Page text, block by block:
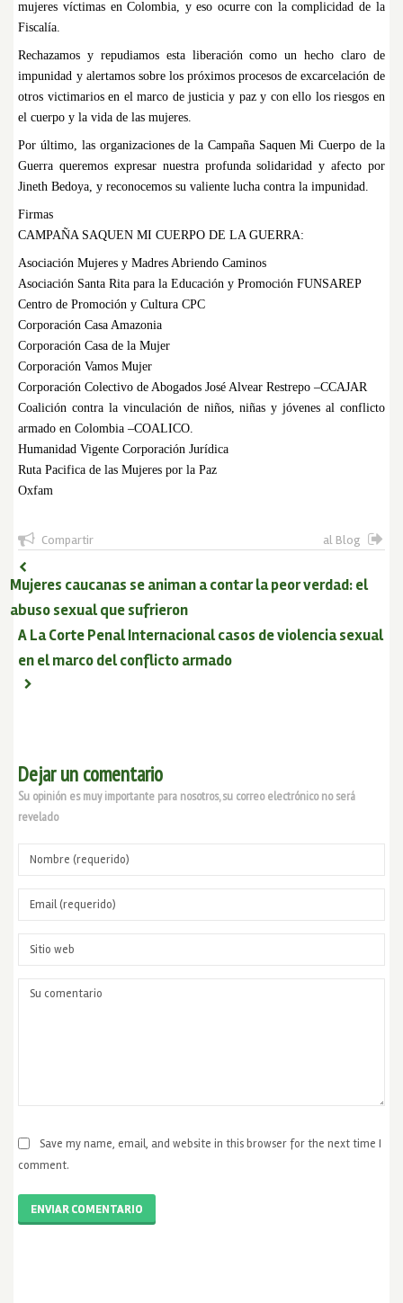
mujeres víctimas en Colombia, y eso ocurre con la complicidad de la
Fiscalía.
Rechazamos y repudiamos esta liberación como un hecho claro de
impunidad y alertamos sobre los próximos procesos de excarcelación de
otros victimarios en el marco de justicia y paz y con ello los riesgos en
el cuerpo y la vida de las mujeres.
Por último, las organizaciones de la Campaña Saquen Mi Cuerpo de la
Guerra queremos expresar nuestra profunda solidaridad y afecto por
Jineth Bedoya, y reconocemos su valiente lucha contra la impunidad.
Firmas
CAMPAÑA SAQUEN MI CUERPO DE LA GUERRA:
Asociación Mujeres y Madres Abriendo Caminos
Asociación Santa Rita para la Educación y Promoción FUNSAREP
Centro de Promoción y Cultura CPC
Corporación Casa Amazonia
Corporación Casa de la Mujer
Corporación Vamos Mujer
Corporación Colectivo de Abogados José Alvear Restrepo –CCAJAR
Coalición contra la vinculación de niños, niñas y jóvenes al conflicto
armado en Colombia –COALICO.
Humanidad Vigente Corporación Jurídica
Ruta Pacifica de las Mujeres por la Paz
Oxfam
Compartir al Blog
Mujeres caucanas se animan a contar la peor verdad: el
abuso sexual que sufrieron
A La Corte Penal Internacional casos de violencia sexual
en el marco del conflicto armado
Dejar un comentario
Su opinión es muy importante para nosotros, su correo electrónico no será
revelado
Save my name, email, and website in this browser for the next time I
comment.
ENVIAR COMENTARIO